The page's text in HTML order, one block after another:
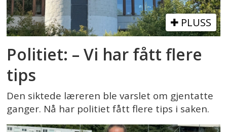
PLUSS
Politiet: – Vi har fått flere
tips
Den siktede læreren ble varslet om gjentatte
ganger. Nå har politiet fått flere tips i saken.